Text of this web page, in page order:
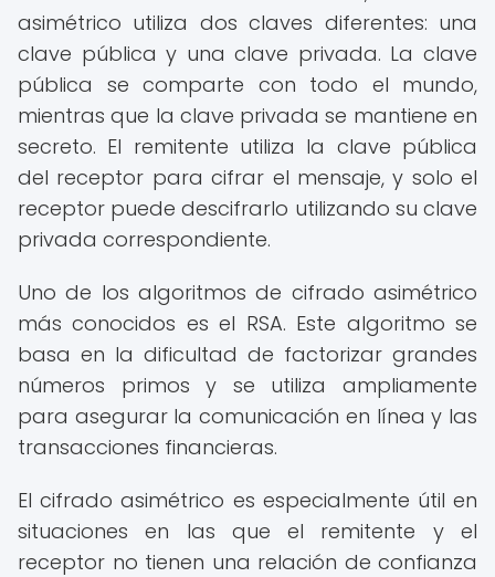
asimétrico utiliza dos claves diferentes: una
clave pública y una clave privada. La clave
pública se comparte con todo el mundo,
mientras que la clave privada se mantiene en
secreto. El remitente utiliza la clave pública
del receptor para cifrar el mensaje, y solo el
receptor puede descifrarlo utilizando su clave
privada correspondiente.
Uno de los algoritmos de cifrado asimétrico
más conocidos es el RSA. Este algoritmo se
basa en la dificultad de factorizar grandes
números primos y se utiliza ampliamente
para asegurar la comunicación en línea y las
transacciones financieras.
El cifrado asimétrico es especialmente útil en
situaciones en las que el remitente y el
receptor no tienen una relación de confianza